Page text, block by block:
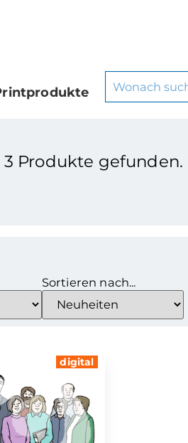
3 Produkte gefunden.
Sortieren nach...
digital